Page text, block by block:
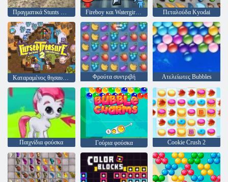
Πραγματικά Stunts Drift Car Driving 3d Fireboy και Watergirl 4: Crystal Temple Πεταλούδα Kyodai
Φρούτα συντριβή Ατελείωτες Bubbles
Παιχνίδια φούσκα Γούρια φούσκα Cookie Crush 2